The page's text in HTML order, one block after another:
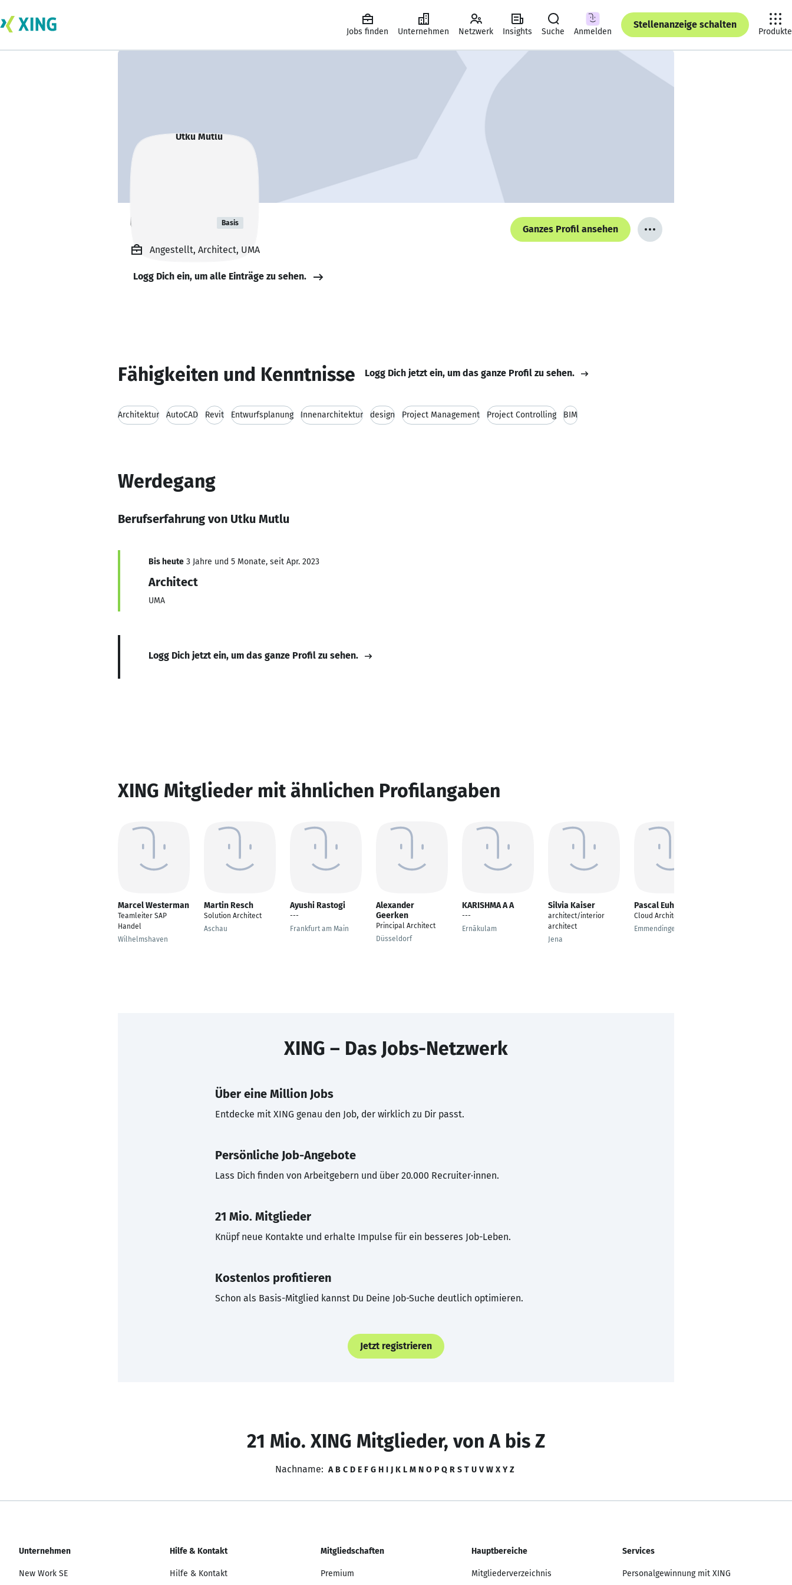
Jobs finden Unternehmen Netzwerk Insights Suche Anmelden
Stellenanzeige schalten
Produkte
Utku Mutlu Basis
Ganzes Profil ansehen
Angestellt, Architect, UMA
Logg Dich ein, um alle Einträge zu sehen.
Fähigkeiten und Kenntnisse Logg Dich jetzt ein, um das ganze Profil zu sehen.
Architektur AutoCAD Revit Entwurfsplanung Innenarchitektur design Project Management Project Controlling BIM
Werdegang
Berufserfahrung von Utku Mutlu
Bis heute 3 Jahre und 5 Monate, seit Apr. 2023
Architect
UMA
Logg Dich jetzt ein, um das ganze Profil zu sehen.
XING Mitglieder mit ähnlichen Profilangaben
Marcel Westerman
Teamleiter SAP
Handel
Wilhelmshaven
Martin Resch
Solution Architect
Aschau
Ayushi Rastogi
---
Frankfurt am Main
Alexander
Geerken
Principal Architect
Düsseldorf
KARISHMA A A
---
Ernākulam
Silvia Kaiser
architect/interior
architect
Jena
Pascal Euhus
Cloud Architect
Emmendingen
XING – Das Jobs-Netzwerk
Über eine Million Jobs
Entdecke mit XING genau den Job, der wirklich zu Dir passt.
Persönliche Job-Angebote
Lass Dich finden von Arbeitgebern und über 20.000 Recruiter·innen.
21 Mio. Mitglieder
Knüpf neue Kontakte und erhalte Impulse für ein besseres Job-Leben.
Kostenlos profitieren
Schon als Basis-Mitglied kannst Du Deine Job-Suche deutlich optimieren.
Jetzt registrieren
21 Mio. XING Mitglieder, von A bis Z
Nachname: A B C D E F G H I J K L M N O P Q R S T U V W X Y Z
Unternehmen
New Work SE
Hilfe & Kontakt
Hilfe & Kontakt
Mitgliedschaften
Premium
Hauptbereiche
Mitgliederverzeichnis
Services
Personalgewinnung mit XING